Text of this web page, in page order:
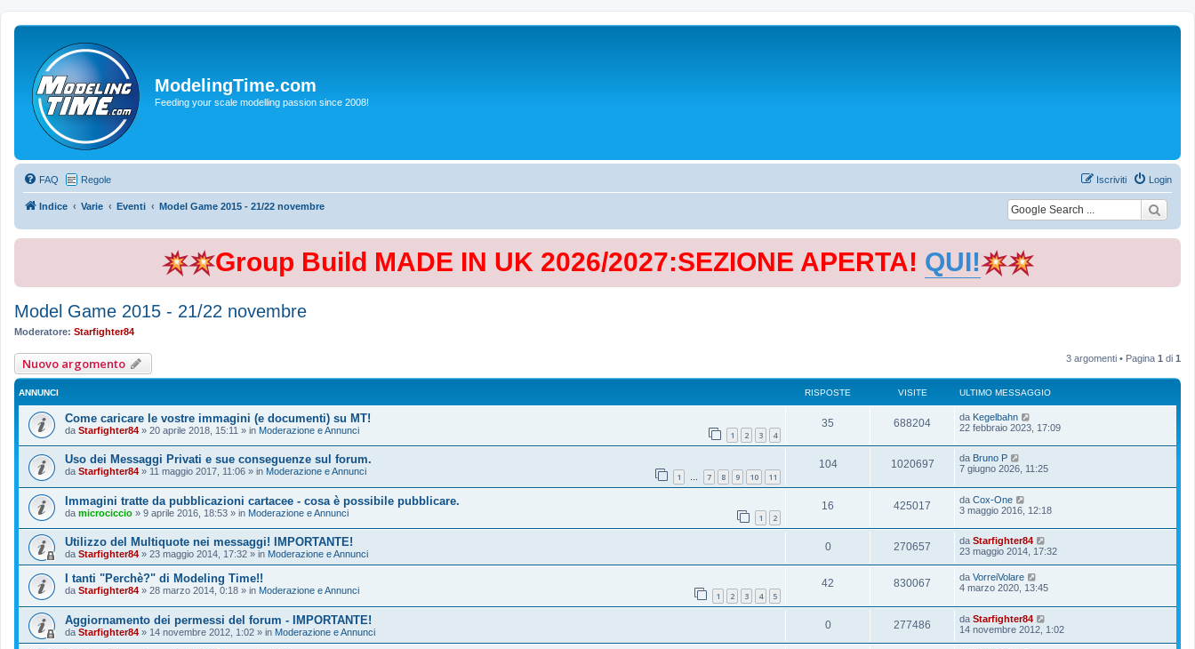
ModelingTime.com
Feeding your scale modelling passion since 2008!
FAQ Regole Login
Iscriviti
Indice Varie Eventi Model Game 2015 - 21/22 novembre
Group Build MADE IN UK 2026/2027:SEZIONE APERTA! QUI!
Model Game 2015 - 21/22 novembre
Moderatore: Starfighter84
Nuovo argomento 3 argomenti • Pagina 1 di 1
ANNUNCI RISPOSTE VISITE ULTIMO MESSAGGIO
Come caricare le vostre immagini (e documenti) su MT!
da Starfighter84 » 20 aprile 2018, 15:11 » in Moderazione e Annunci 1 2 3 4
35 688204 da Kegelbahn
22 febbraio 2023, 17:09
Uso dei Messaggi Privati e sue conseguenze sul forum.
da Starfighter84 » 11 maggio 2017, 11:06 » in Moderazione e Annunci 1 … 7 8 9 10 11
104 1020697 da Bruno P
7 giugno 2026, 11:25
Immagini tratte da pubblicazioni cartacee - cosa è possibile pubblicare.
da microciccio » 9 aprile 2016, 18:53 » in Moderazione e Annunci 1 2
16 425017 da Cox-One
3 maggio 2016, 12:18
Utilizzo del Multiquote nei messaggi! IMPORTANTE!
da Starfighter84 » 23 maggio 2014, 17:32 » in Moderazione e Annunci
0 270657 da Starfighter84
23 maggio 2014, 17:32
I tanti "Perchè?" di Modeling Time!!
da Starfighter84 » 28 marzo 2014, 0:18 » in Moderazione e Annunci 1 2 3 4 5
42 830067 da VorreiVolare
4 marzo 2020, 13:45
Aggiornamento dei permessi del forum - IMPORTANTE!
da Starfighter84 » 14 novembre 2012, 1:02 » in Moderazione e Annunci
0 277486 da Starfighter84
14 novembre 2012, 1:02